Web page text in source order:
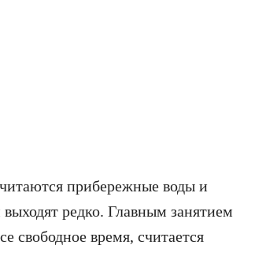
прибережные воды и
редко. Главным занятием
свободное время, считается